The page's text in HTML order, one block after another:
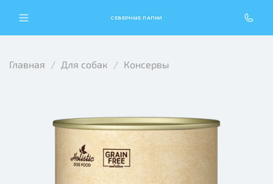
СЕВЕРНЫЕ ЛАПКИ
Главная Для собак Консервы